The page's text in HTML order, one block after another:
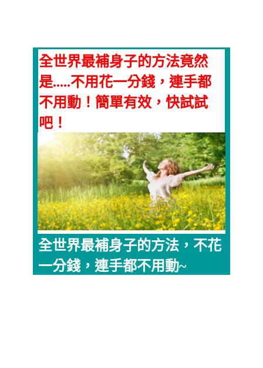
全世界最補身子的方法竟然
是.....不用花一分錢，連手都
不用動！簡單有效，快試試
吧！
全世界最補身子的方法，不花
一分錢，連手都不用動~